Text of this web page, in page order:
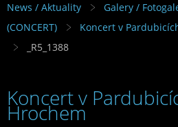
News / Aktuality Galery /
(CONCERT)
Koncert v
_R5_1388
Koncert v
Hrochem